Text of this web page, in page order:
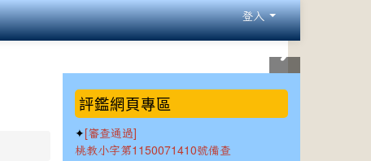
登入
::: 評鑑網頁專區
✦ [審查通過]
桃教小字第1150071410號備查